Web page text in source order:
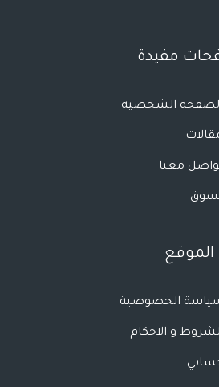
مفيدة
الشخصية
معنا
الخصوصية
و الاحكام